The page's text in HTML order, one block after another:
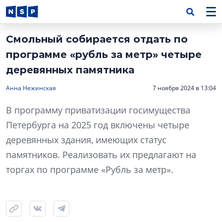
Смольный собирается отдать по
программе «рубль за метр» четыре
деревянных памятника
Анна Нежинская 7 ноября 2024 в 13:04
В программу приватизации госимущества
Петербурга на 2025 год включены четыре
деревянных здания, имеющих статус
памятников. Реализовать их предлагают на
торгах по программе «Рубль за метр».